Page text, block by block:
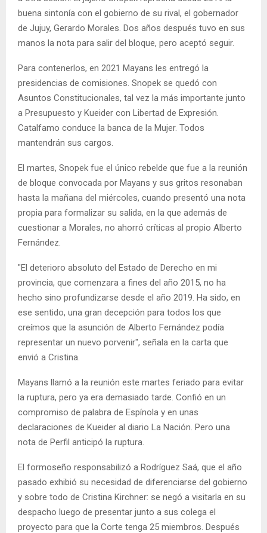
buena sintonía con el gobierno de su rival, el gobernador
de Jujuy, Gerardo Morales. Dos años después tuvo en sus
manos la nota para salir del bloque, pero aceptó seguir.
Para contenerlos, en 2021 Mayans les entregó la
presidencias de comisiones. Snopek se quedó con
Asuntos Constitucionales, tal vez la más importante junto
a Presupuesto y Kueider con Libertad de Expresión.
Catalfamo conduce la banca de la Mujer. Todos
mantendrán sus cargos.
El martes, Snopek fue el único rebelde que fue a la reunión
de bloque convocada por Mayans y sus gritos resonaban
hasta la mañana del miércoles, cuando presentó una nota
propia para formalizar su salida, en la que además de
cuestionar a Morales, no ahorró críticas al propio Alberto
Fernández.
"El deterioro absoluto del Estado de Derecho en mi
provincia, que comenzara a fines del año 2015, no ha
hecho sino profundizarse desde el año 2019. Ha sido, en
ese sentido, una gran decepción para todos los que
creímos que la asunción de Alberto Fernández podía
representar un nuevo porvenir", señala en la carta que
envió a Cristina.
Mayans llamó a la reunión este martes feriado para evitar
la ruptura, pero ya era demasiado tarde. Confió en un
compromiso de palabra de Espínola y en unas
declaraciones de Kueider al diario La Nación. Pero una
nota de Perfil anticipó la ruptura.
El formoseño responsabilizó a Rodríguez Saá, que el año
pasado exhibió su necesidad de diferenciarse del gobierno
y sobre todo de Cristina Kirchner: se negó a visitarla en su
despacho luego de presentar junto a sus colega el
proyecto para que la Corte tenga 25 miembros. Después